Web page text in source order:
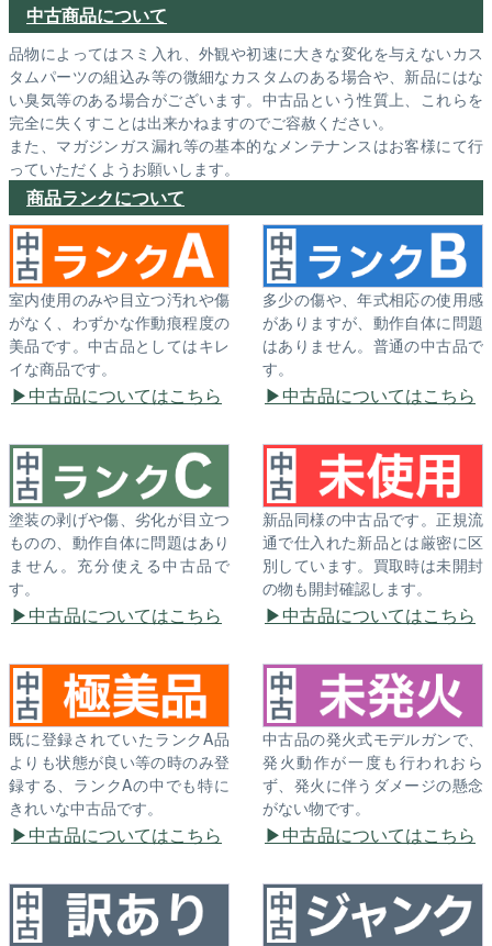
中古商品について
品物によってはスミ入れ、外観や初速に大きな変化を与えないカス
タムパーツの組込み等の微細なカスタムのある場合や、新品にはな
い臭気等のある場合がございます。中古品という性質上、これらを
完全に失くすことは出来かねますのでご容赦ください。
また、マガジンガス漏れ等の基本的なメンテナンスはお客様にて行
っていただくようお願いします。
商品ランクについて
室内使用のみや目立つ汚れや傷
がなく、わずかな作動痕程度の
美品です。中古品としてはキレ
イな商品です。
中古品についてはこちら
多少の傷や、年式相応の使用感
がありますが、動作自体に問題
はありません。普通の中古品で
す。
中古品についてはこちら
塗装の剥げや傷、劣化が目立つ
ものの、動作自体に問題はあり
ません。充分使える中古品で
す。
中古品についてはこちら
新品同様の中古品です。正規流
通で仕入れた新品とは厳密に区
別しています。買取時は未開封
の物も開封確認します。
中古品についてはこちら
既に登録されていたランクA品
よりも状態が良い等の時のみ登
録する、ランクAの中でも特に
きれいな中古品です。
中古品についてはこちら
中古品の発火式モデルガンで、
発火動作が一度も行われおら
ず、発火に伴うダメージの懸念
がない物です。
中古品についてはこちら